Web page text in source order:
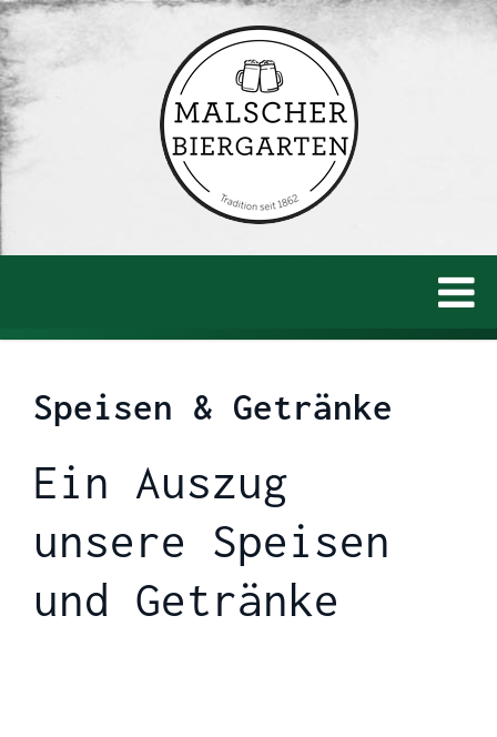
Speisen & Getränke
Ein Auszug
unsere Speisen
und Getränke